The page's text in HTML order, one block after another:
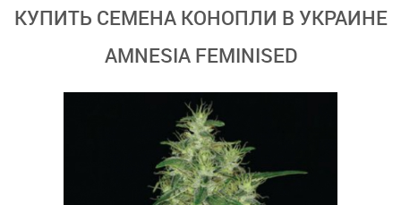
КУПИТЬ СЕМЕНА КОНОПЛИ В УКРАИНЕ
AMNESIA FEMINISED